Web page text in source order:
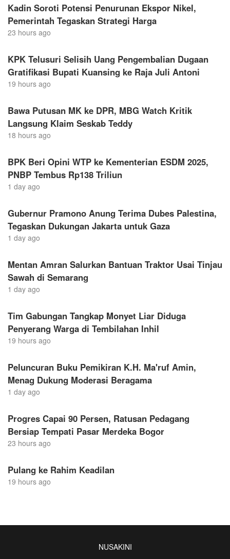
Kadin Soroti Potensi Penurunan Ekspor Nikel,
Pemerintah Tegaskan Strategi Harga
23 hours ago
KPK Telusuri Selisih Uang Pengembalian Dugaan
Gratifikasi Bupati Kuansing ke Raja Juli Antoni
19 hours ago
Bawa Putusan MK ke DPR, MBG Watch Kritik
Langsung Klaim Seskab Teddy
18 hours ago
BPK Beri Opini WTP ke Kementerian ESDM 2025,
PNBP Tembus Rp138 Triliun
1 day ago
Gubernur Pramono Anung Terima Dubes Palestina,
Tegaskan Dukungan Jakarta untuk Gaza
1 day ago
Mentan Amran Salurkan Bantuan Traktor Usai Tinjau
Sawah di Semarang
1 day ago
Tim Gabungan Tangkap Monyet Liar Diduga
Penyerang Warga di Tembilahan Inhil
19 hours ago
Peluncuran Buku Pemikiran K.H. Ma'ruf Amin,
Menag Dukung Moderasi Beragama
1 day ago
Progres Capai 90 Persen, Ratusan Pedagang
Bersiap Tempati Pasar Merdeka Bogor
23 hours ago
Pulang ke Rahim Keadilan
19 hours ago
NUSAKINI